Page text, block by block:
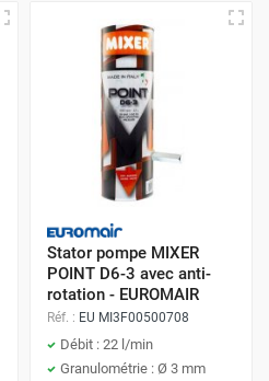
Stator pompe MIXER
POINT D6-3 avec anti-
rotation - EUROMAIR
Réf. : EU MI3F00500708
Débit : 22 l/min
Granulométrie : Ø 3 mm